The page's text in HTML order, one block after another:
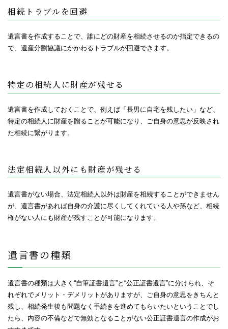
相続トラブルを回避
遺言書を作成することで、誰にどの財産を相続させるのか指定できるの
で、遺産分割協議にかかわるトラブルが回避できます。
特定の相続人に財産が残せる
遺言書を作成しておくことで、例えば「長男に自宅を残したい」など、
特定の相続人に財産を贈ることが可能になり、ご自身の意思が反映され
た相続に繋がります。
法定相続人以外にも財産が残せる
遺言書がない場合、法定相続人以外は財産を相続することができません
が、遺言書があれば自身の介護に尽くしてくれている人や孫など、相続
権がない人にも財産が残すことが可能になります。
遺言書の種類
遺言書の種類は大きく“自筆証書遺言”と“公正証書遺言”に分けられ、そ
れぞれでメリット・デメリットがありますが、ご自身の意思をきちんと
残し、相続発生後も問題なく手続きを進めてもらいたいということでし
たら、内容の不備などで無効となることがない公正証書遺言の作成がお